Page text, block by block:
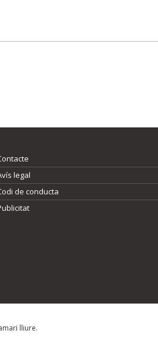
legal
de conducta
lliure.